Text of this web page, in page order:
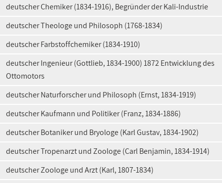
deutscher Chemiker (1834-1916), Begründer der Kali-Industrie
deutscher Theologe und Philosoph (1768-1834)
deutscher Farbstoffchemiker (1834-1910)
deutscher Ingenieur (Gottlieb, 1834-1900) 1872 Entwicklung des
Ottomotors
deutscher Naturforscher und Philosoph (Ernst, 1834-1919)
deutscher Kaufmann und Politiker (Franz, 1834-1886)
deutscher Botaniker und Bryologe (Karl Gustav, 1834-1902)
deutscher Tropenarzt und Zoologe (Carl Benjamin, 1834-1914)
deutscher Zoologe und Arzt (Karl, 1807-1834)